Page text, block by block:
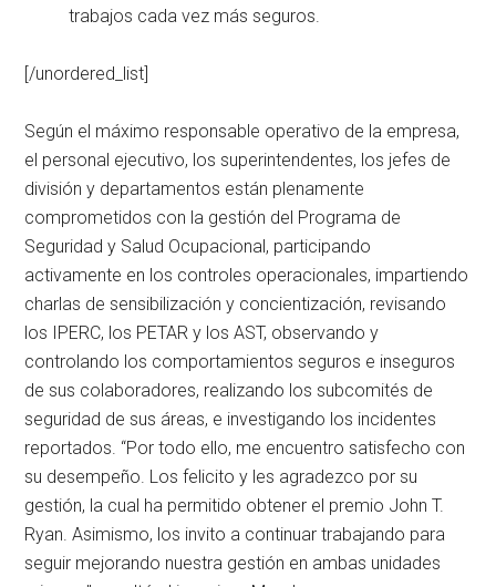
trabajos cada vez más seguros.
[/unordered_list]
Según el máximo responsable operativo de la empresa,
el personal ejecutivo, los superintendentes, los jefes de
división y departamentos están plenamente
comprometidos con la gestión del Programa de
Seguridad y Salud Ocupacional, participando
activamente en los controles operacionales, impartiendo
charlas de sensibilización y concientización, revisando
los IPERC, los PETAR y los AST, observando y
controlando los comportamientos seguros e inseguros
de sus colaboradores, realizando los subcomités de
seguridad de sus áreas, e investigando los incidentes
reportados. “Por todo ello, me encuentro satisfecho con
su desempeño. Los felicito y les agradezco por su
gestión, la cual ha permitido obtener el premio John T.
Ryan. Asimismo, los invito a continuar trabajando para
seguir mejorando nuestra gestión en ambas unidades